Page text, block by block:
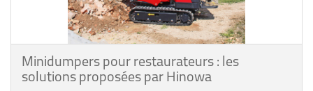
Minidumpers pour restaurateurs : les
solutions proposées par Hinowa